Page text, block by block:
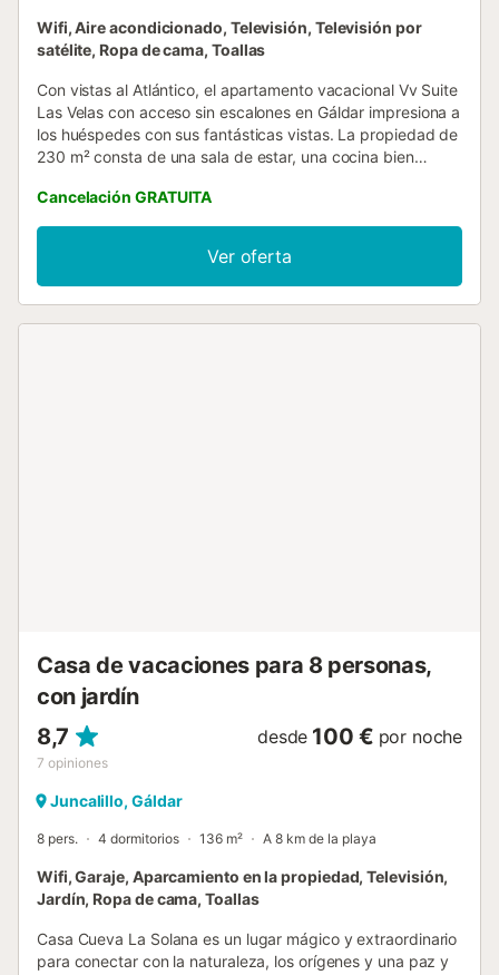
Wifi, Aire acondicionado, Televisión, Televisión por
satélite, Ropa de cama, Toallas
Con vistas al Atlántico, el apartamento vacacional Vv Suite
Las Velas con acceso sin escalones en Gáldar impresiona a
los huéspedes con sus fantásticas vistas. La propiedad de
230 m² consta de una sala de estar, una cocina bien
adicional, por lo que tiene capacidad para 4 personas. Los
servicios adicionales incluyen Wi-Fi de alta velocidad (apto
para videollamadas), una smart TV con servicios de
streaming, aire acondicionado, un ventilador, así como una
secadora. También hay una cuna y una trona disponibles.
Cancelación GRATUITA
Ver oferta
Casa de vacaciones para 8 personas,
con jardín
8,7
7 opiniones
desde 100 € por noche
Juncalillo, Gáldar
8 pers. 4 dormitorios 136 m² A 8 km de la playa
Wifi, Garaje, Aparcamiento en la propiedad, Televisión,
Jardín, Ropa de cama, Toallas
Casa Cueva La Solana es un lugar mágico y extraordinario
para conectar con la naturaleza, los orígenes y una paz y